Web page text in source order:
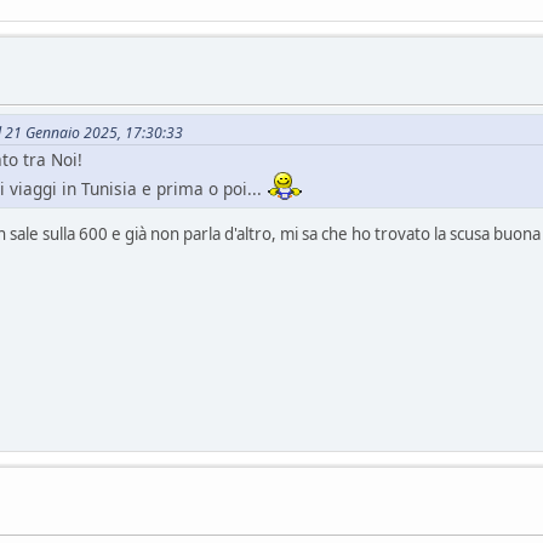
Gennaio 2025, 17:30:33
tra Noi!
viaggi in Tunisia e prima o poi...
sulla 600 e già non parla d'altro, mi sa che ho trovato la scusa buona